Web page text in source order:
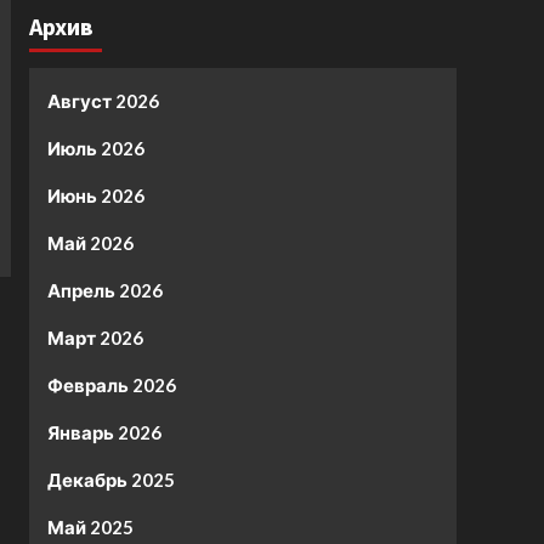
Архив
Август 2026
Июль 2026
Июнь 2026
Май 2026
Апрель 2026
Март 2026
Февраль 2026
Январь 2026
Декабрь 2025
Май 2025